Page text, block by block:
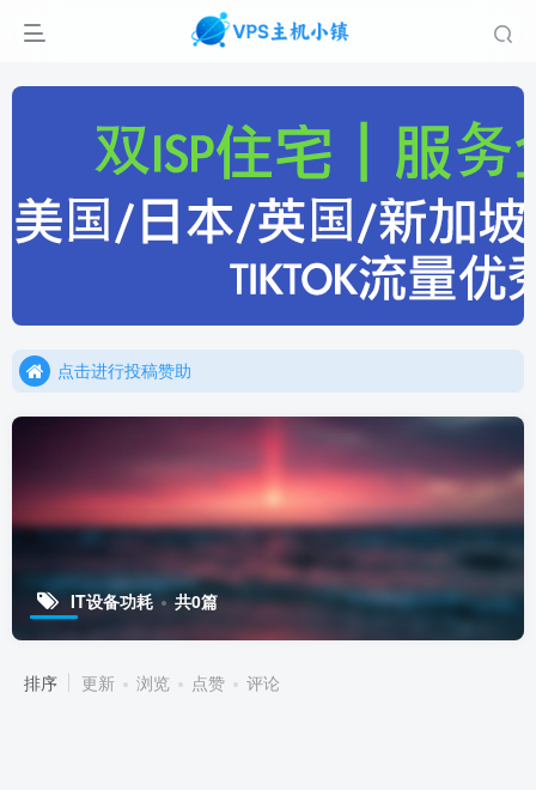
点击加入官方TG频道/聊天群
点击进行投稿赞助
点击加入官方TG频道/聊天群
IT设备功耗 共0篇
排序 更新 浏览 点赞 评论